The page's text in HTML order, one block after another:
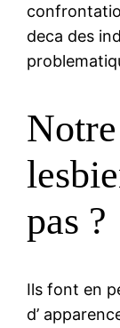
deca des
pas ?
Ils font en
d’